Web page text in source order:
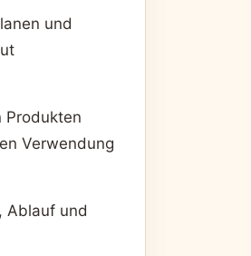
und
Produkten
Verwendung
Ablauf und